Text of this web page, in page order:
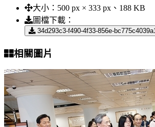
大小： 500 px × 333 px、188 KB
圖檔下載：
34d293c3-f490-4f33-856e-
相關圖片